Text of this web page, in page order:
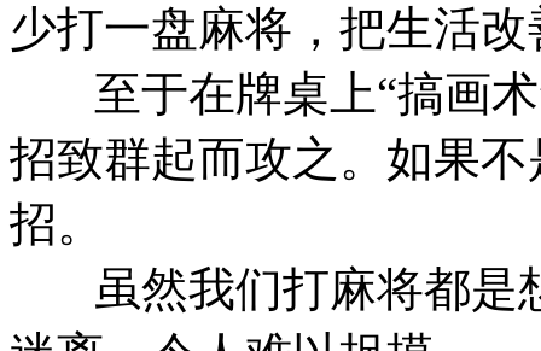
少打一盘麻将，把生活
至于在牌桌上“搞画术
招致群起而攻之。如果
招。
虽然我们打麻将都是